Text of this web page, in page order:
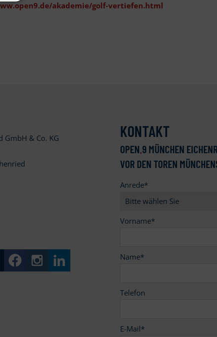
akademie/golf-vertiefen.html
GmbH & Co. KG
KONTAKT
OPEN.9 MÜNCHEN
VOR DEN TOREN
Anrede*
Vorname*
Name*
Telefon
E-Mail*